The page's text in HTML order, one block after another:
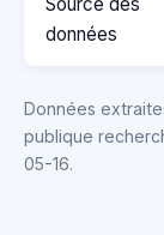
données
Données
publique
05-16.